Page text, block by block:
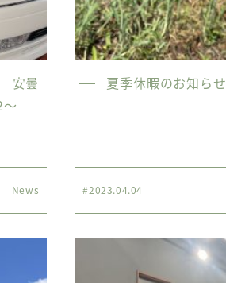
安曇
夏季休暇のお知らせ
News #2023.04.04